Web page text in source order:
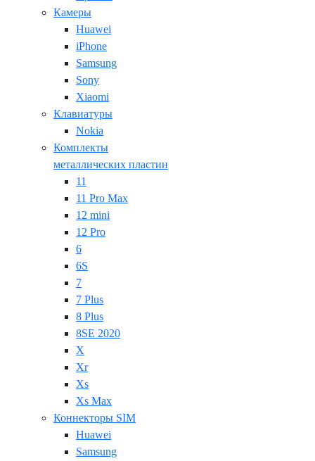
Камеры
Huawei
iPhone
Samsung
Sony
Xiaomi
Клавиатуры
Nokia
Комплекты
металлических пластин
11
11 Pro Max
12 mini
12 Pro
6
6S
7
7 Plus
8 Plus
8SE 2020
X
Xr
Xs
Xs Max
Коннекторы SIM
Huawei
Samsung